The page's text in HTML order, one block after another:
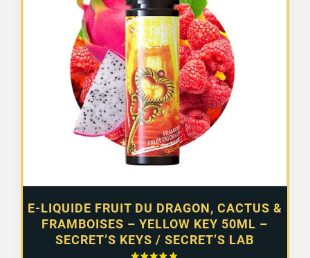
E-LIQUIDE FRUIT DU DRAGON, CACTUS &
FRAMBOISES – YELLOW KEY 50ML –
SECRET’S KEYS / SECRET’S LAB